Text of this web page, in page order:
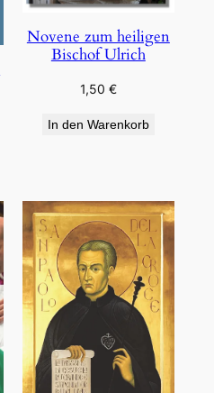
Novene zum heiligen
Bischof Ulrich
1,50 €
In den Warenkorb